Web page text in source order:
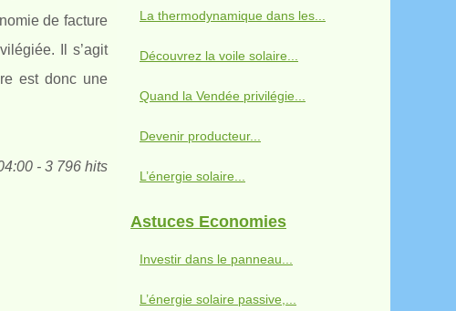
de facture
Il s’agit
est donc une
- 3 796 hits
La thermodynamique dans les...
Découvrez la voile solaire...
Quand la Vendée privilégie...
Devenir producteur...
L’énergie solaire...
Astuces Economies
Investir dans le panneau...
L’énergie solaire passive,...